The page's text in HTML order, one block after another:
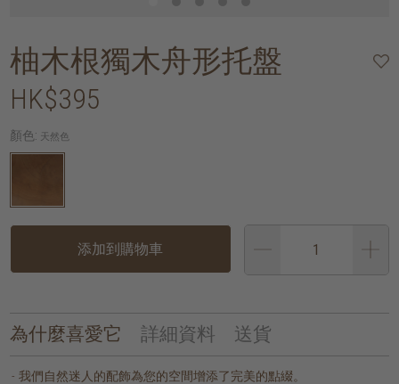
柚木根獨木舟形托盤
HK$395
顏色: 天然色
添加到購物車
為什麼喜愛它 詳細資料 送貨
我們自然迷人的配飾為您的空間增添了完美的點綴。